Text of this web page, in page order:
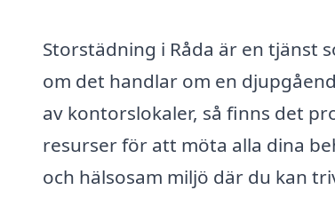
Storstädning i Råda är en tjänst
om det handlar om en
av kontorslokaler, så finns det
resurser för att möta alla dina
och hälsosam miljö där du kan